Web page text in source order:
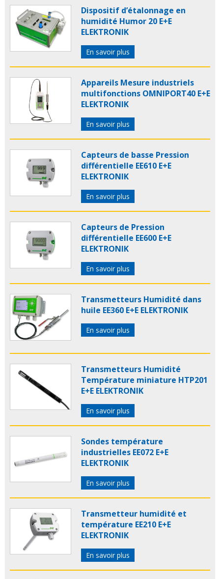
Dispositif d’étalonnage en
humidité Humor 20 E+E
ELEKTRONIK
En savoir plus
Appareils Mesure industriels
multifonctions OMNIPORT40 E+E
ELEKTRONIK
En savoir plus
Capteurs de basse Pression
différentielle EE610 E+E
ELEKTRONIK
En savoir plus
Capteurs de Pression
différentielle EE600 E+E
ELEKTRONIK
En savoir plus
Transmetteurs Humidité dans
huile EE360 E+E ELEKTRONIK
En savoir plus
Transmetteurs Humidité
Température miniature HTP201
E+E ELEKTRONIK
En savoir plus
Sondes température
industrielles EE072 E+E
ELEKTRONIK
En savoir plus
Transmetteur humidité et
température EE210 E+E
ELEKTRONIK
En savoir plus